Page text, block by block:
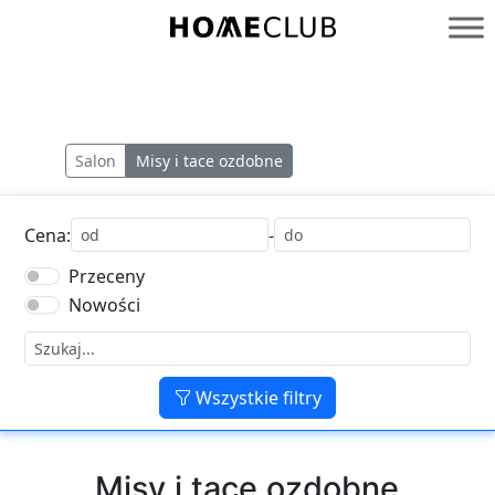
Homeclub
Salon Misy i tace ozdobne
Cena:
-
Przeceny
Nowości
Wszystkie filtry